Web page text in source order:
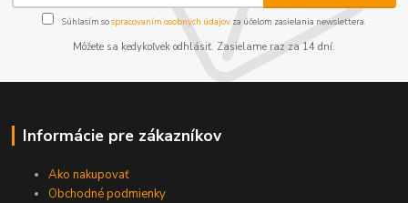
Súhlasím sospracovaním osobných údajov za účelom zasielania newslettera.
Môžete sa kedykoľvek odhlásiť. Zasielame raz za 14 dní.
Informácie pre zákazníkov
Ako nakupovať
Obchodné podmienky